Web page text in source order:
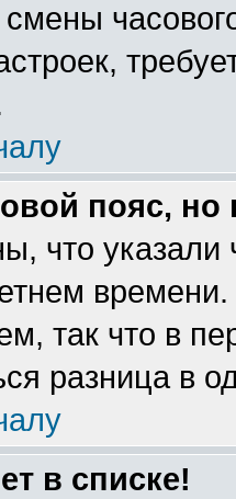
смены
пояс,
что указали
так что в
разница в
в списке!